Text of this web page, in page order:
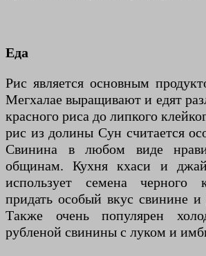
Еда
Рис является основным
Мегхалае выращивают и едят
красного риса до липкого
рис из долины Сун считается
Свинина в любом виде
общинам. Кухня кхаси и
использует семена черного
придать особый вкус свинине
Также очень популярен
рубленой свинины с луком и